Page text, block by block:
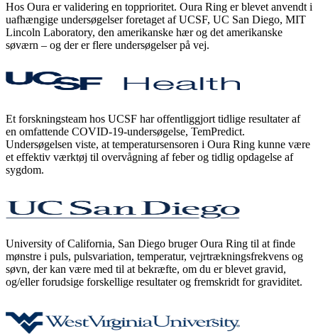
Hos Oura er validering en topprioritet. Oura Ring er blevet anvendt i
uafhængige undersøgelser foretaget af UCSF, UC San Diego, MIT
Lincoln Laboratory, den amerikanske hær og det amerikanske
søværn – og der er flere undersøgelser på vej.
Et forskningsteam hos UCSF har offentliggjort tidlige resultater af
en omfattende COVID-19-undersøgelse, TemPredict.
Undersøgelsen viste, at temperatursensoren i Oura Ring kunne være
et effektiv værktøj til overvågning af feber og tidlig opdagelse af
sygdom.
University of California, San Diego bruger Oura Ring til at finde
mønstre i puls, pulsvariation, temperatur, vejrtrækningsfrekvens og
søvn, der kan være med til at bekræfte, om du er blevet gravid,
og/eller forudsige forskellige resultater og fremskridt for graviditet.